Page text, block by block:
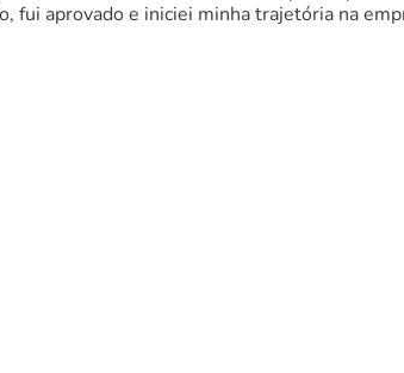
aprovado e iniciei minha trajetória na